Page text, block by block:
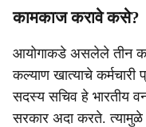
कामकाज करावे कसे?
आयोगाकडे असलेले तीन
कल्याण खात्याचे
सदस्य सचिव हे भारतीय
सरकार अदा करते. त्यामुळे